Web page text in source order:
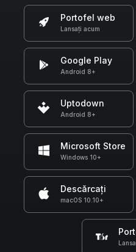
Portofel web
Lansați acum
Google Play
Android 8+
Uptodown
Android 8+
Microsoft Store
Windows 10+
Descărcați
macOS 10.10+